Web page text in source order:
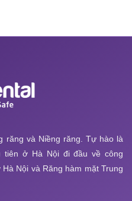
răng và Niềng răng. Tự hào là
tiên ở Hà Nội đi đầu về công
Nội và Răng hàm mặt Trung